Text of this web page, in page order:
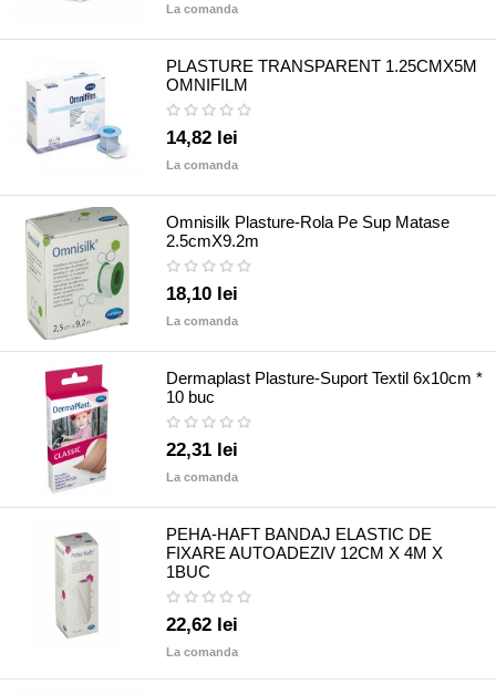
La comanda
PLASTURE TRANSPARENT 1.25CMX5M
OMNIFILM
14,82 lei
La comanda
Omnisilk Plasture-Rola Pe Sup Matase
2.5cmX9.2m
18,10 lei
La comanda
Dermaplast Plasture-Suport Textil 6x10cm *
10 buc
22,31 lei
La comanda
PEHA-HAFT BANDAJ ELASTIC DE
FIXARE AUTOADEZIV 12CM X 4M X
1BUC
22,62 lei
La comanda